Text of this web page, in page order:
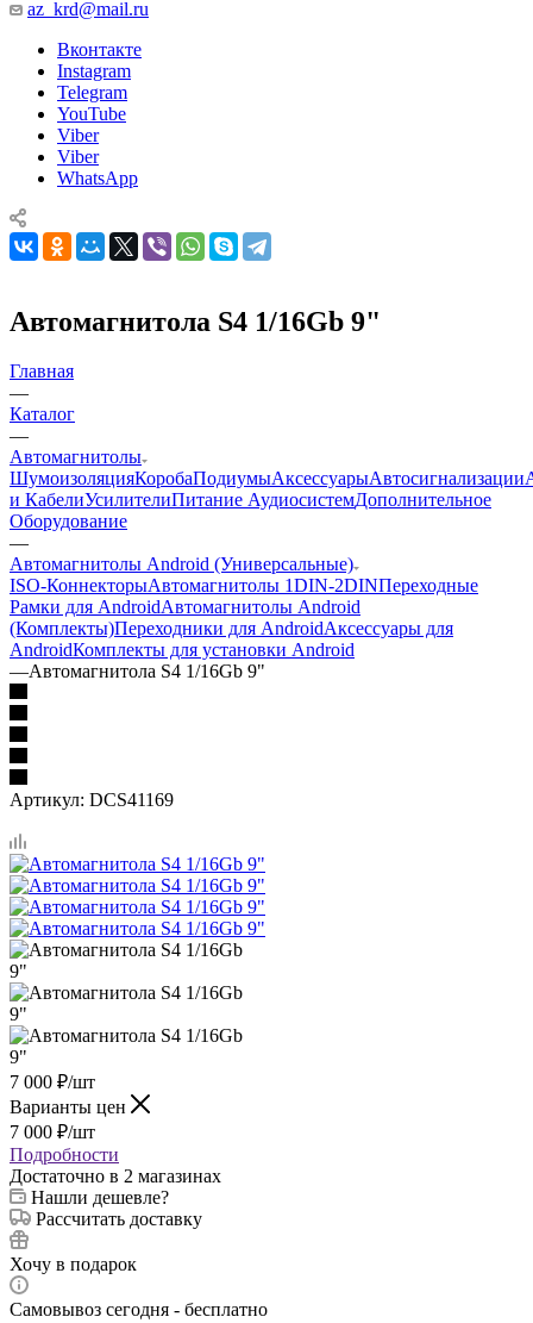
az_krd@mail.ru
Вконтакте
Instagram
Telegram
YouTube
Viber
Viber
WhatsApp
Автомагнитола S4 1/16Gb 9"
Главная
—
Каталог
—
Автомагнитолы
ШумоизоляцияКоробаПодиумыАксессуарыАвтосигнализации
и КабелиУсилителиПитание АудиосистемДополнительное
Оборудование
—
Автомагнитолы Android (Универсальные)
ISO-КоннекторыАвтомагнитолы 1DIN-2DINПереходные
Рамки для AndroidАвтомагнитолы Android
(Комплекты)Переходники для AndroidАксессуары для
AndroidКомплекты для установки Android
—Автомагнитола S4 1/16Gb 9"
Артикул: DCS41169
7 000 ₽/шт
Варианты цен
7 000 ₽/шт
Подробности
Достаточно в 2 магазинах
Нашли дешевле?
Рассчитать доставку
Хочу в подарок
Самовывоз сегодня - бесплатно